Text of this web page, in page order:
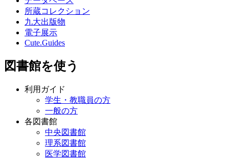
所蔵コレクション
九大出版物
電子展示
Cute.Guides
図書館を使う
利用ガイド
学生・教職員の方
一般の方
各図書館
中央図書館
理系図書館
医学図書館